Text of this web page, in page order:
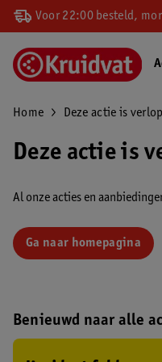
Voor 22:00 besteld,
Home Deze actie is
Deze actie is
Al onze acties en
Ga naar homepagina
Benieuwd naar alle